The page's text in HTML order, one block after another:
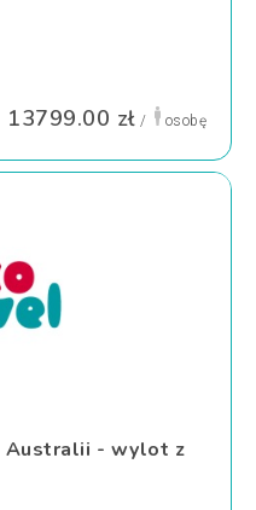
13799.00 zł / osobę
Australii - wylot z